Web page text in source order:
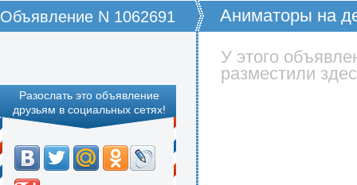
Объявление N 1062691 Аниматоры на
Разослать это объявление
друзьям в социальных сетях!
У этого
разместили